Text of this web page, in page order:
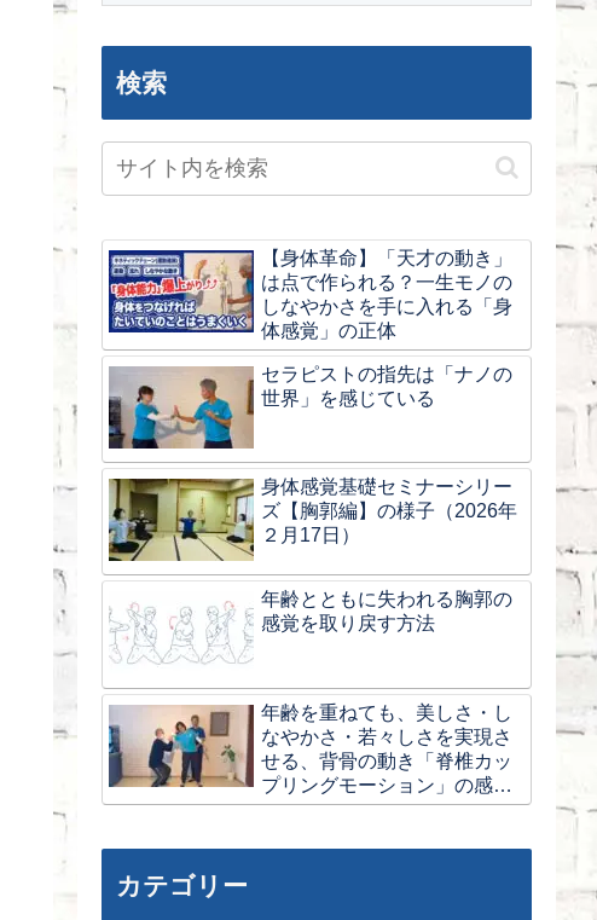
検索
【身体革命】「天才の動き」
は点で作られる？一生モノの
しなやかさを手に入れる「身
体感覚」の正体
セラピストの指先は「ナノの
世界」を感じている
身体感覚基礎セミナーシリー
ズ【胸郭編】の様子（2026年
２月17日）
年齢とともに失われる胸郭の
感覚を取り戻す方法
年齢を重ねても、美しさ・し
なやかさ・若々しさを実現さ
せる、背骨の動き「脊椎カッ
プリングモーション」の感覚
とは？
カテゴリー